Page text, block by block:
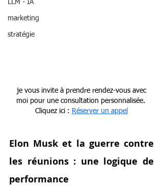
LLM - IA
marketing
stratégie
je vous invite à prendre rendez-vous avec
moi pour une consultation personnalisée.
Cliquez ici : Réserver un appel
Elon Musk et la guerre contre
les réunions : une logique de
performance